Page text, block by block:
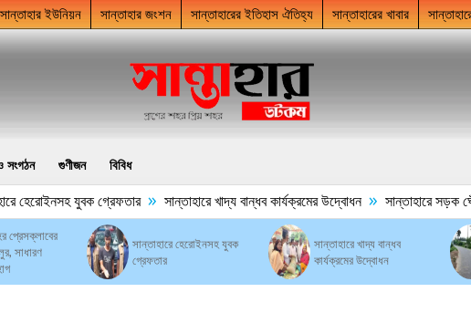
সান্তাহার ইউনিয়ন সান্তাহার জংশন সান্তাহারের ইতিহাস ঐতিহ্য সান্তাহারের খাবার
সংগঠন গুণীজন বিবিধ
হেরোইনসহ যুবক গ্রেফতার » সান্তাহারে খাদ্য বান্ধব কার্যক্রমের উদ্বোধন » সান্তাহারে সড়ক
প্রেসক্লাবের
সাধারণ
সান্তাহারে হেরোইনসহ যুবক
গ্রেফতার
সান্তাহারে খাদ্য বান্ধব
কার্যক্রমের উদ্বোধন